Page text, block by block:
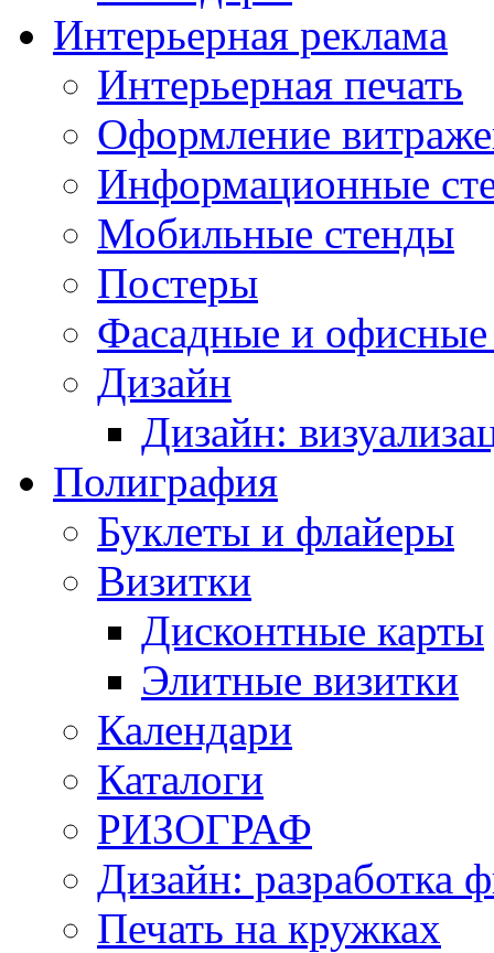
Интерьерная реклама
Интерьерная печать
Оформление
Информационные
Мобильные стенды
Постеры
Фасадные и
Дизайн
Дизайн:
Полиграфия
Буклеты и флайеры
Визитки
Дисконтные карты
Элитные визитки
Календари
Каталоги
РИЗОГРАФ
Дизайн: разработка
Печать на кружках